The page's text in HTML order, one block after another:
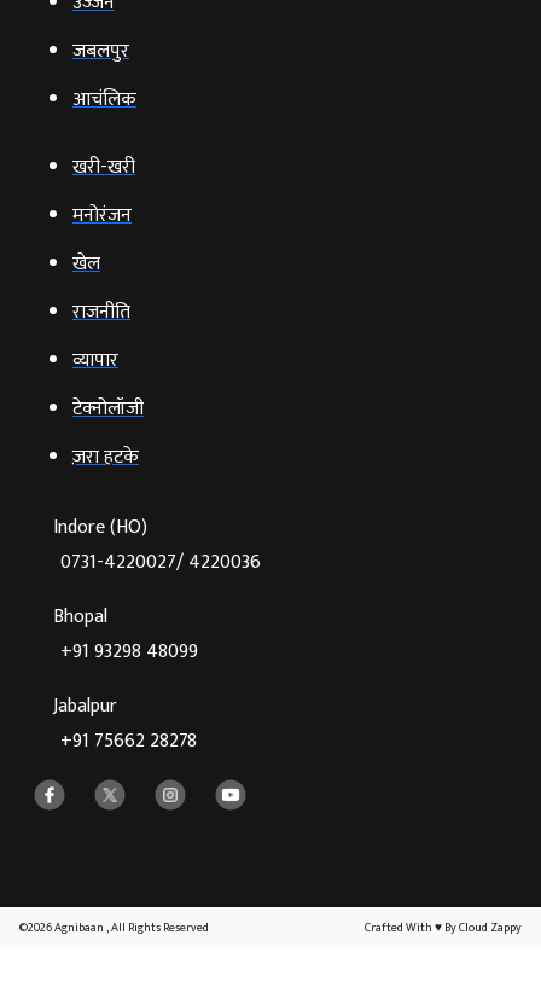
जबलपुर
आचंलिक
खरी-खरी
मनोरंजन
खेल
राजनीति
व्‍यापार
टेक्‍नोलॉजी
ज़रा हटके
Indore (HO)
0731-4220027/ 4220036
Bhopal
+91 93298 48099
Jabalpur
+91 75662 28278
©2026 Agnibaan , All Rights Reserved Crafted With♥By Cloud Zappy